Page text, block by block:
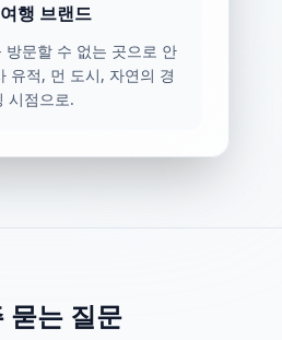
행 브랜드
방문할 수 없는 곳으로 안
유적, 먼 도시, 자연의 경
시점으로.
묻는 질문